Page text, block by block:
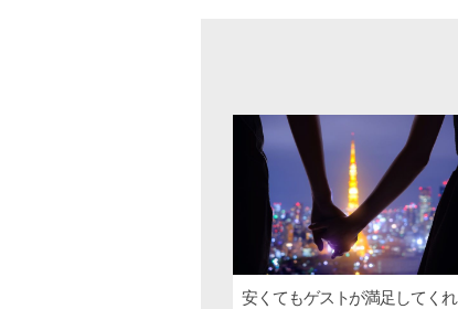
安くてもゲストが満足してくれ